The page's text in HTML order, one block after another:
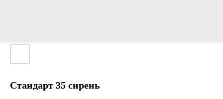
Стандарт 35 сирень